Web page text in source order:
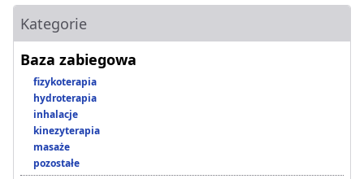
Kategorie
Baza zabiegowa
fizykoterapia
hydroterapia
inhalacje
kinezyterapia
masaże
pozostałe